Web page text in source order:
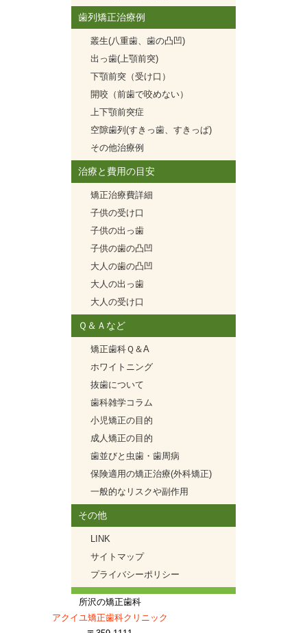
歯列矯正治療例
叢生(八重歯、歯の凸凹)
出っ歯(上顎前突)
下顎前突（受け口）
開咬（前歯で咬めない）
上下顎前突症
空隙歯列(すきっ歯、すきっぱ)
その他治療例
治療と費用の目安
矯正治療費詳細
子供の受け口
子供の出っ歯
子供の歯の凸凹
大人の歯の凸凹
大人の出っ歯
大人の受け口
Ｑ＆Ａなど
矯正歯科Ｑ＆A
ホワイトニング
抜歯について
歯科雑学コラム
小児矯正の目的
成人矯正の目的
歯並びと虫歯・歯周病
保険適用の矯正治療(外科矯正)
一般的なリスクや副作用
その他
LINK
サイトマップ
プライバシーポリシー
所沢の矯正歯科
アクイユ矯正歯科クリニック